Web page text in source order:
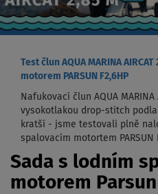
Test člun AQUA MARINA
motorem PARSUN F2,6HP
Nafukovací člun AQUA MARINA
vysokotlakou drop-stitch
kratší - jsme testovali plně
spalovacím motortem PARSUN
Sada s lodním
motorem